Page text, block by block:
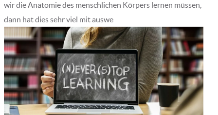
wir die Anatomie des menschlichen Körpers lernen müssen,
dann hat dies sehr viel mit auswe